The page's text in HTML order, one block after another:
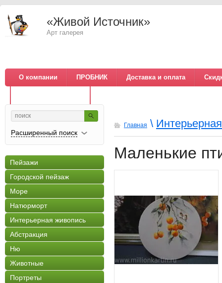
«Живой Источник»
Арт галерея
О компании ПРОБНИК Доставка и оплата
Расширенный поиск
Пейзажи
Городской пейзаж
Море
Натюрморт
Интерьерная живопись
Абстракция
Ню
Животные
Портреты
Главная \
Маленькие